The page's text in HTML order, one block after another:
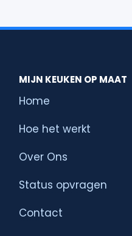
MIJN KEUKEN OP MAAT
Home
Hoe het werkt
Over Ons
Status opvragen
Contact